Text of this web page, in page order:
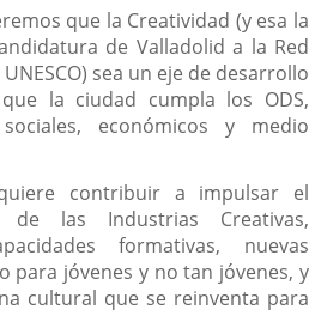
que la Creatividad (y esa la
de Valladolid a la Red
sea un eje de desarrollo
la ciudad cumpla los ODS,
económicos y medio
contribuir a impulsar el
las Industrias Creativas,
formativas, nuevas
para jóvenes y no tan jóvenes, y
cultural que se reinventa para